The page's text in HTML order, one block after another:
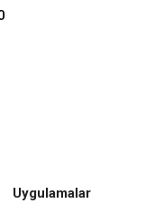
Uygulamalar